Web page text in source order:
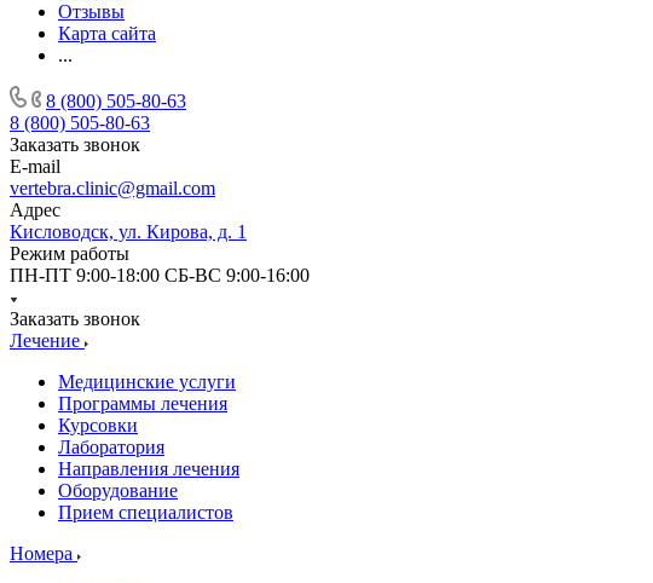
Отзывы
Карта сайта
...
8 (800) 505-80-63
8 (800) 505-80-63
Заказать звонок
E-mail
vertebra.clinic@gmail.com
Адрес
Кисловодск, ул. Кирова, д. 1
Режим работы
ПН-ПТ 9:00-18:00 СБ-ВС 9:00-16:00
Заказать звонок
Лечение
Медицинские услуги
Программы лечения
Курсовки
Лаборатория
Направления лечения
Оборудование
Прием специалистов
Номера